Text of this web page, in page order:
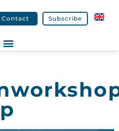
Contact Subscribe